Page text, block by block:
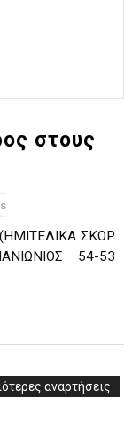
στους
ΣΚΟΡ
54-53
αναρτήσεις